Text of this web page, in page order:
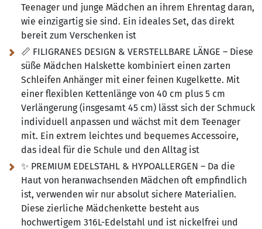
Teenager und junge Mädchen an ihrem Ehrentag daran,
wie einzigartig sie sind. Ein ideales Set, das direkt
bereit zum Verschenken ist
📏 FILIGRANES DESIGN & VERSTELLBARE LÄNGE – Diese
süße Mädchen Halskette kombiniert einen zarten
Schleifen Anhänger mit einer feinen Kugelkette. Mit
einer flexiblen Kettenlänge von 40 cm plus 5 cm
Verlängerung (insgesamt 45 cm) lässt sich der Schmuck
individuell anpassen und wächst mit dem Teenager
mit. Ein extrem leichtes und bequemes Accessoire,
das ideal für die Schule und den Alltag ist
✨ PREMIUM EDELSTAHL & HYPOALLERGEN – Da die
Haut von heranwachsenden Mädchen oft empfindlich
ist, verwenden wir nur absolut sichere Materialien.
Diese zierliche Mädchenkette besteht aus
hochwertigem 316L-Edelstahl und ist nickelfrei und